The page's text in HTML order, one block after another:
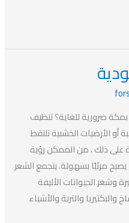
ضرورية للغاية؟ تنظيف
أو الأرضيات الخشبية تلتقط
على ذلك ، من الممكن رؤية
مرئيًا بسهولة. يتجمع الشعر
وشعر الحيوانات الأليفة
والتربة والأشياء